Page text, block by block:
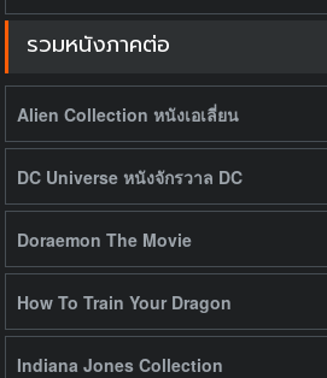
รวมหนังภาคต่อ
Alien Collection หนังเอเลี่ยน
DC Universe หนังจักรวาล DC
Doraemon The Movie
How To Train Your Dragon
Indiana Jones Collection